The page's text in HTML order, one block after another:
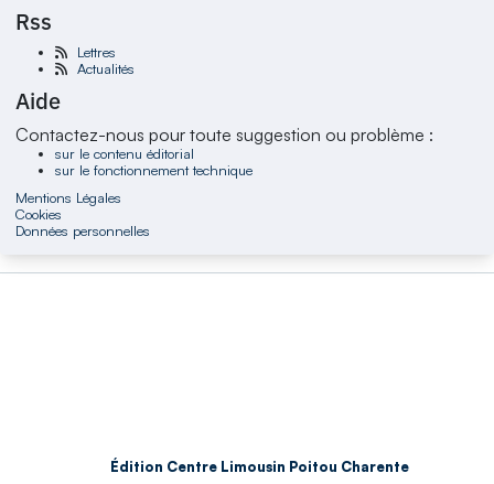
Rss
Lettres
Actualités
Aide
Contactez-nous pour toute suggestion ou problème :
sur le contenu éditorial
sur le fonctionnement technique
Mentions Légales
Cookies
Données personnelles
Édition Centre Limousin Poitou Charente